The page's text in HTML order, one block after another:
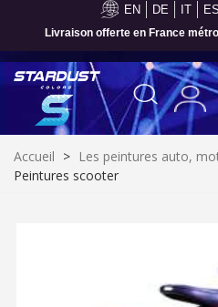
EN DE IT ES
Livraison offerte en France
Accueil > Les peintures auto,
Peintures scooter